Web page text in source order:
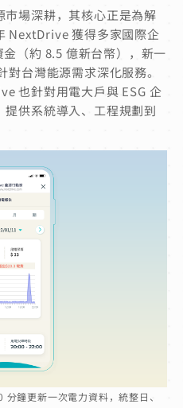
場深耕，其核心正是為解
NextDrive 獲得多家國際企
（約 8.5 億新台幣），新一
台灣能源需求深化服務。
也針對用電大戶與 ESG 企
供系統導入、工程規劃到
鐘更新一次電力資料，統整日、